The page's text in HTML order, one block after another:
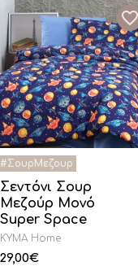
Σεντόνι Σουρ
Μεζούρ Μονό
Super Space
KYMA Home
29,00€